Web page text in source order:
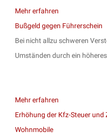
Mehr erfahren
Bußgeld gegen Führerschein
Bei nicht allzu schweren
Umständen durch ein
Mehr erfahren
Erhöhung der Kfz-Steuer
Wohnmobile